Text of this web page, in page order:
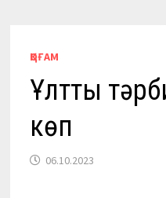
ҚОҒАМ
Ұлттық
көп
06.10.2023